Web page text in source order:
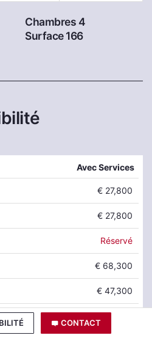
CONTACT
Chambres 4
Surface 166
Avec Services
€ 27,800
€ 27,800
Réservé
€ 68,300
€ 47,300
Réservé